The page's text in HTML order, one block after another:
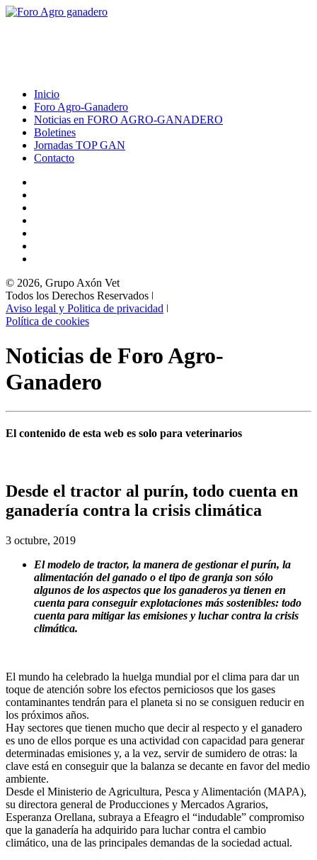
Inicio
Foro Agro-Ganadero
Noticias en FORO AGRO-GANADERO
Boletines
Jornadas TOP GAN
Contacto
© 2026, Grupo Axón Vet
Todos los Derechos Reservados ǀ
Aviso legal y Politica de privacidad ǀ
Política de cookies
Noticias de Foro Agro-
Ganadero
El contenido de esta web es solo para veterinarios
Desde el tractor al purín, todo cuenta en
ganadería contra la crisis climática
3 octubre, 2019
El modelo de tractor, la manera de gestionar el purín, la
alimentación del ganado o el tipo de granja son sólo
algunos de los aspectos que los ganaderos ya tienen en
cuenta para conseguir explotaciones más sostenibles: todo
cuenta para mitigar las emisiones y luchar contra la crisis
climática.
El mundo ha celebrado la huelga mundial por el clima para dar un
toque de atención sobre los efectos perniciosos que los gases
contaminantes tendrán para el planeta si no se consiguen reducir en
los próximos años.
Hay sectores que tienen mucho que decir al respecto y el ganadero
es uno de ellos porque es una actividad con capacidad para generar
determinadas emisiones y, a la vez, servir de sumidero de otras: la
clave está en conseguir que la balanza se decante en favor del medio
ambiente.
Desde el Ministerio de Agricultura, Pesca y Alimentación (MAPA),
su directora general de Producciones y Mercados Agrarios,
Esperanza Orellana, subraya a Efeagro el “indudable” compromiso
que la ganadería ha adquirido para luchar contra el cambio
climático, una de las principales demandas de la sociedad actual.